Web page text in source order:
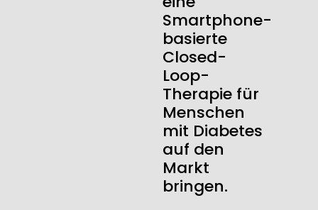
Smartphone-
basierte
Closed-
Loop-
Therapie für
Menschen
mit Diabetes
auf den
Markt
bringen.